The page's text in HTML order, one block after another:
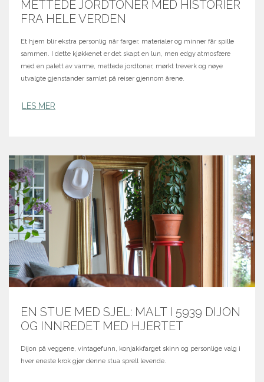
METTEDE JORDTONER MED HISTORIER
FRA HELE VERDEN
Et hjem blir ekstra personlig når farger, materialer og minner får spille
sammen. I dette kjøkkenet er det skapt en lun, men edgy atmosfære
med en palett av varme, mettede jordtoner, mørkt treverk og nøye
utvalgte gjenstander samlet på reiser gjennom årene.
LES MER
EN STUE MED SJEL: MALT I 5939 DIJON
OG INNREDET MED HJERTET
Dijon på veggene, vintagefunn, konjakkfarget skinn og personlige valg i
hver eneste krok gjør denne stua sprell levende.